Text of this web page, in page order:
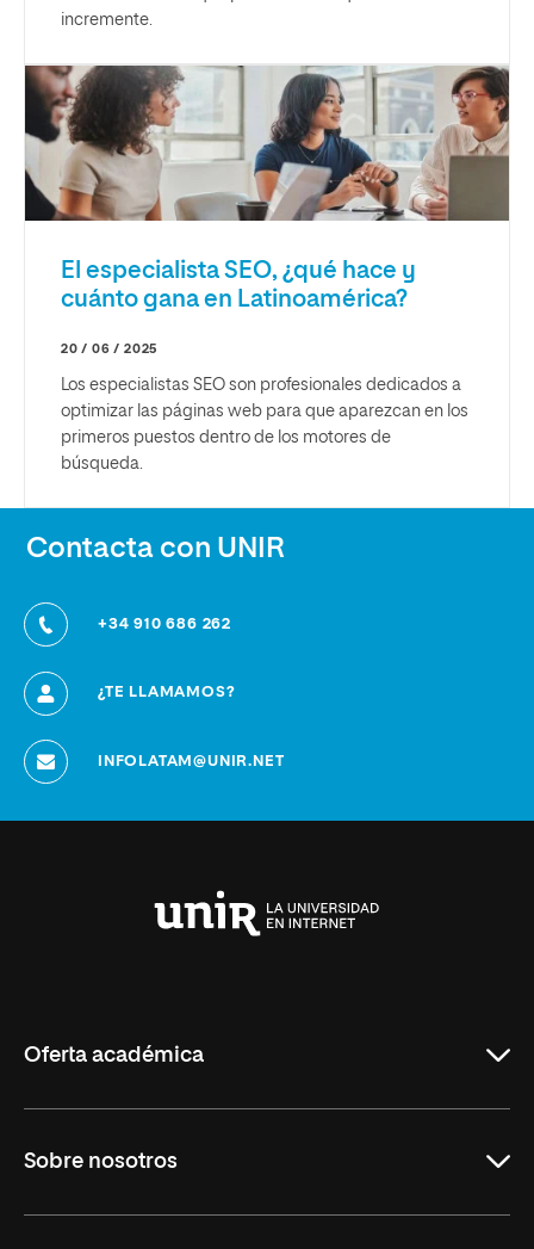
incremente.
El especialista SEO, ¿qué hace y
cuánto gana en Latinoamérica?
20 / 06 / 2025
Los especialistas SEO son profesionales dedicados a
optimizar las páginas web para que aparezcan en los
primeros puestos dentro de los motores de
búsqueda.
Contacta con UNIR
+34 910 686 262
¿TE LLAMAMOS?
INFOLATAM@UNIR.NET
Oferta académica
Carreras
Sobre nosotros